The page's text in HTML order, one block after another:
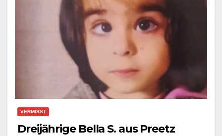
VERMISST
Dreijährige Bella S. aus Preetz